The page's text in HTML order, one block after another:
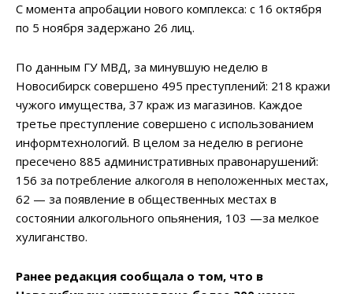
С момента апробации нового комплекса: с 16 октября
по 5 ноября задержано 26 лиц.
По данным ГУ МВД, за минувшую неделю в
Новосибирск совершено 495 преступлений: 218 кражи
чужого имущества, 37 краж из магазинов. Каждое
третье преступление совершено с использованием
информтехнологий. В целом за неделю в регионе
пресечено 885 административных правонарушений:
156 за потребление алкоголя в неположенных местах,
62 — за появление в общественных местах в
состоянии алкогольного опьянения, 103 —за мелкое
хулиганство.
Ранее редакция сообщала о том, что в